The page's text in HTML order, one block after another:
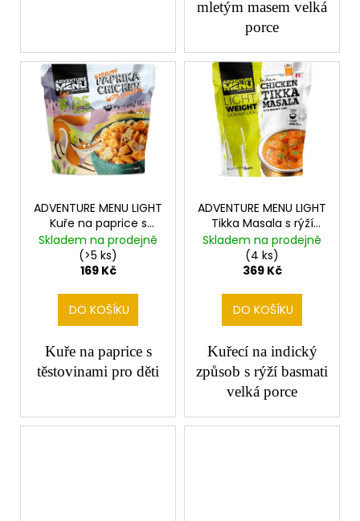
mletým masem velká
porce
ADVENTURE MENU LIGHT
Kuře na paprice s
těstovinami
Skladem na prodejně
(>5 ks)
169 Kč
DO KOŠÍKU
Kuře na paprice s
těstovinami pro děti
ADVENTURE MENU LIGHT
Tikka Masala s rýží
velké
Skladem na prodejně
(4 ks)
369 Kč
DO KOŠÍKU
Kuřecí na indický
způsob s rýží basmati
velká porce